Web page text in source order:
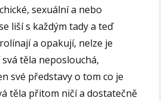
sexuální a nebo
liší s každým tady a teď
a opakují, nelze je
těla neposlouchá,
své představy o tom co je
těla přitom ničí a dostatečně